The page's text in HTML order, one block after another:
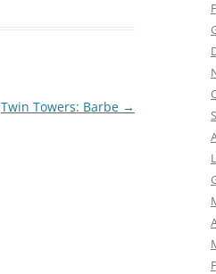
Twin Towers: Barbe →